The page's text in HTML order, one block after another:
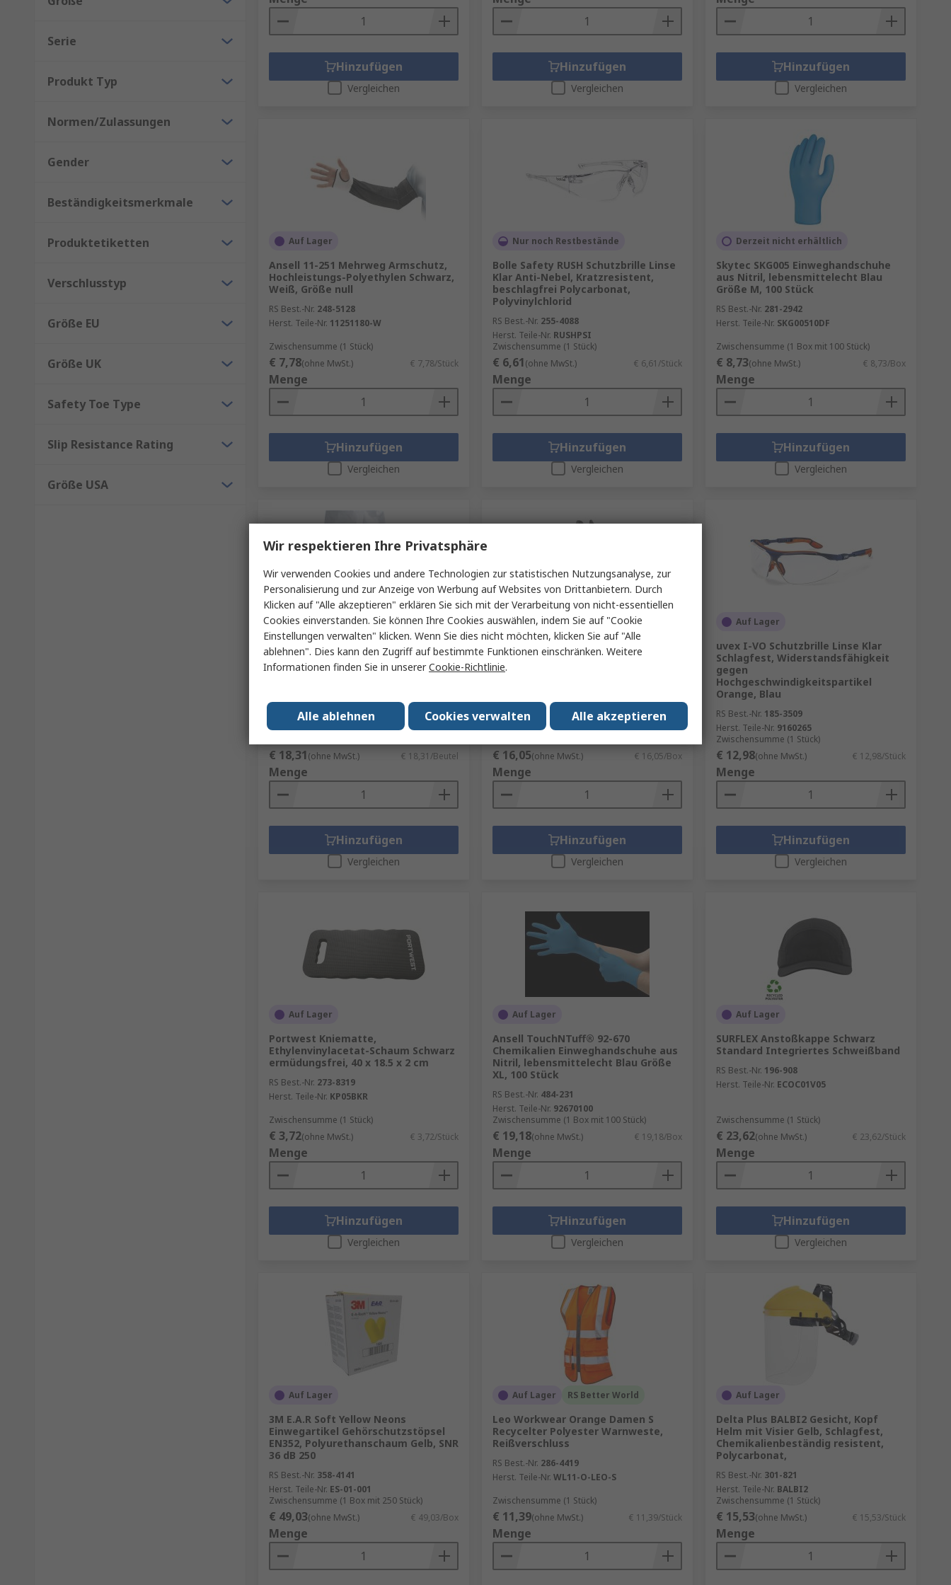
Einweg-Atemschutzmasken und Atemschutzmasken (FFP1, FFP2, FFP3).
Kopfschutzausrüstung - Es ist wichtig, dass Ihr Kopf in allen Umgebungen angemessen geschützt ist. Zur Kopfschutzausrüstung gehören
Produkte wie Anstoßkappen, Schutzhelme, Schutzhelme und diverses Zubehör wie Schweißbänder, Kinnriemen und Augenschutz.
Serie
Produkt Typ
Normen/Zulassungen
Gender
Beständigkeitsmerkmale
Produktetiketten
Verschlusstyp
Größe EU
Größe UK
Safety Toe Type
Slip Resistance Rating
Größe USA
Hinzufügen
Vergleichen
Hinzufügen
Vergleichen
Hinzufügen
Vergleichen
Auf Lager
Ansell 11-251 Mehrweg Armschutz,
Hochleistungs-Polyethylen Schwarz,
Weiß, Größe null
RS Best.-Nr. 248-5128
Herst. Teile-Nr. 11251180-W
Zwischensumme (1 Stück)
€ 7,78(ohne MwSt.) € 7,78/Stück
Menge
Hinzufügen
Vergleichen
Nur noch Restbestände
Bolle Safety RUSH Schutzbrille Linse
Klar Anti-Nebel, Kratzresistent,
beschlagfrei Polycarbonat,
Polyvinylchlorid
RS Best.-Nr. 255-4088
Herst. Teile-Nr. RUSHPSI
Zwischensumme (1 Stück)
€ 6,61(ohne MwSt.) € 6,61/Stück
Menge
Hinzufügen
Vergleichen
Derzeit nicht erhältlich
Skytec SKG005 Einweghandschuhe
aus Nitril, lebensmittelecht Blau
Größe M, 100 Stück
RS Best.-Nr. 281-2942
Herst. Teile-Nr. SKG00510DF
Zwischensumme (1 Box mit 100 Stück)
€ 8,73(ohne MwSt.) € 8,73/Box
Menge
Hinzufügen
Vergleichen
Auf Lager
Tyvek Schuhüberzieher Weiß, Größe
36 20 pro Paket Stück
€ 18,31 (ohne MwSt.) € 18,31/Beutel
Menge
Hinzufügen
Vergleichen
Auf Lager
Ansell 93-852 Chemikalien
Einweghandschuhe aus Nitril,
lebensmittelecht Schwarz, 100 Stück
Herst. Teile-Nr.93852090
€ 16,05(ohne MwSt.) € 16,05/Box
Menge
Hinzufügen
Vergleichen
Auf Lager
uvex I-VO Schutzbrille Linse Klar
Schlagfest, Widerstandsfähigkeit
gegen
Hochgeschwindigkeitspartikel
Orange, Blau
RS Best.-Nr. 185-3509
Herst. Teile-Nr. 9160265
Zwischensumme (1 Stück)
€ 12,98(ohne MwSt.) € 12,98/Stück
Menge
Hinzufügen
Vergleichen
Auf Lager
Portwest Kniematte,
Ethylenvinylacetat-Schaum Schwarz
ermüdungsfrei, 40 x 18.5 x 2 cm
RS Best.-Nr. 273-8319
Herst. Teile-Nr. KP05BKR
Zwischensumme (1 Stück)
€ 3,72(ohne MwSt.) € 3,72/Stück
Menge
Hinzufügen
Vergleichen
Auf Lager
Ansell TouchNTuff® 92-670
Chemikalien Einweghandschuhe aus
Nitril, lebensmittelecht Blau Größe
XL, 100 Stück
RS Best.-Nr. 484-231
Herst. Teile-Nr. 92670100
Zwischensumme (1 Box mit 100 Stück)
€ 19,18(ohne MwSt.) € 19,18/Box
Menge
Hinzufügen
Vergleichen
Auf Lager
SURFLEX Anstoßkappe Schwarz
Standard Integriertes Schweißband
RS Best.-Nr. 196-908
Herst. Teile-Nr. ECOC01V05
Zwischensumme (1 Stück)
€ 23,62(ohne MwSt.) € 23,62/Stück
Menge
Hinzufügen
Vergleichen
Auf Lager
3M E.A.R Soft Yellow Neons
Einwegartikel Gehörschutzstöpsel
EN352, Polyurethanschaum Gelb, SNR
36 dB 250
RS Best.-Nr. 358-4141
Herst. Teile-Nr. ES-01-001
Zwischensumme (1 Box mit 250 Stück)
€ 49,03(ohne MwSt.) € 49,03/Box
Menge
Auf Lager RS Better World
Leo Workwear Orange Damen S
Recycelter Polyester Warnweste,
Reißverschluss
RS Best.-Nr. 286-4419
Herst. Teile-Nr. WL11-O-LEO-S
Zwischensumme (1 Stück)
€ 11,39(ohne MwSt.) € 11,39/Stück
Menge
Auf Lager
Delta Plus BALBI2 Gesicht, Kopf
Helm mit Visier Gelb, Schlagfest,
Chemikalienbeständig resistent,
Polycarbonat,
RS Best.-Nr. 301-821
Herst. Teile-Nr. BALBI2
Zwischensumme (1 Stück)
€ 15,53(ohne MwSt.) € 15,53/Stück
Menge
Wir respektieren Ihre Privatsphäre
Wir verwenden Cookies und andere Technologien zur statistischen Nutzungsanalyse, zur
Personalisierung und zur Anzeige von Werbung auf Websites von Drittanbietern. Durch
Klicken auf "Alle akzeptieren" erklären Sie sich mit der Verarbeitung von nicht-essentiellen
Cookies einverstanden. Sie können Ihre Cookies auswählen, indem Sie auf "Cookie
Einstellungen verwalten" klicken. Wenn Sie dies nicht möchten, klicken Sie auf "Alle
ablehnen". Dies kann den Zugriff auf bestimmte Funktionen einschränken. Weitere
Informationen finden Sie in unsererCookie-Richtlinie.
Alle akzeptieren
Cookies verwalten
Alle ablehnen